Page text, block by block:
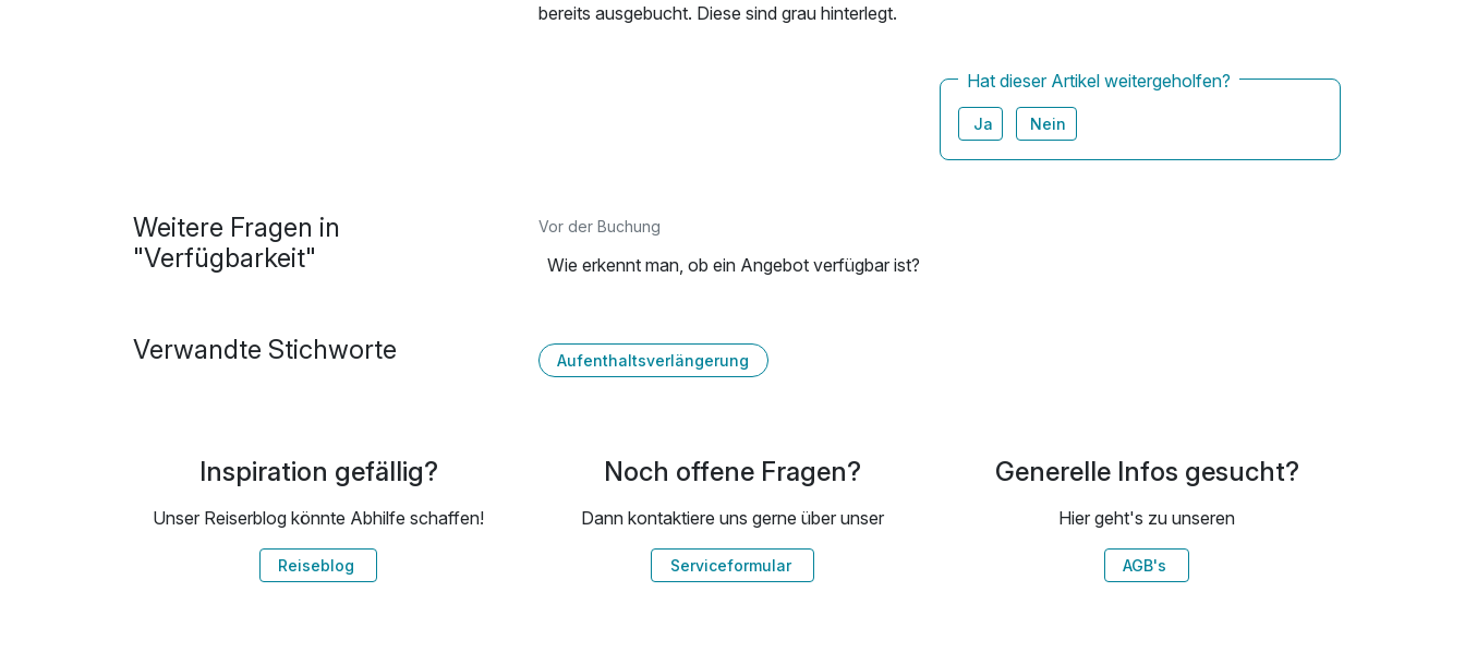
bereits ausgebucht. Diese sind grau hinterlegt.
Hat dieser Artikel weitergeholfen?
Ja Nein
Weitere Fragen in
"Verfügbarkeit"
Vor der Buchung
Wie erkennt man, ob ein Angebot verfügbar ist?
Verwandte Stichworte Aufenthaltsverlängerung
Inspiration gefällig?
Unser Reiserblog könnte Abhilfe schaffen!
Reiseblog
Noch offene Fragen?
Dann kontaktiere uns gerne über unser
Serviceformular
Generelle Infos gesucht?
Hier geht's zu unseren
AGB's